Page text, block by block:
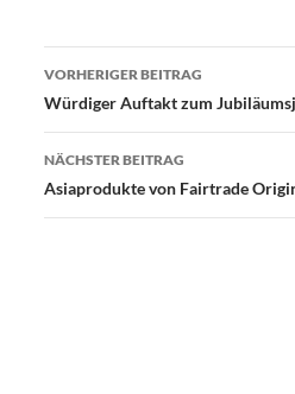
Beitragsnavigation
VORHERIGER BEITRAG
Würdiger Auftakt zum
NÄCHSTER BEITRAG
Asiaprodukte von Fairtrade